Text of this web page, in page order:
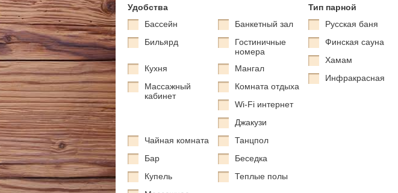
Удобства
Бассейн
Бильярд
Банкетный зал
Гостиничные
номера
Кухня
Массажный
кабинет
Мангал
Комната отдыха
Wi-Fi интернет
Джакузи
Чайная комната
Бар
Танцпол
Беседка
Купель
Теплые полы
Тип парной
Русская баня
Финская сауна
Хамам
Инфракрасная